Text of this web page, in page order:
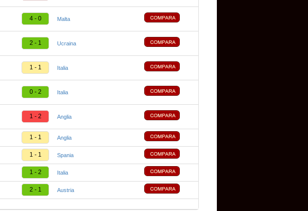
4 - 0 Malta
2 - 1 Ucraina
1 - 1 Italia
0 - 2 Italia
1 - 2 Anglia
1 - 1 Anglia
1 - 1 Spania
1 - 2 Italia
2 - 1 Austria